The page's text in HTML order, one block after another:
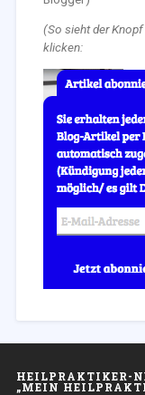
(So sieht der
klicken:
HEILPRAKTIKER-
„MEIN